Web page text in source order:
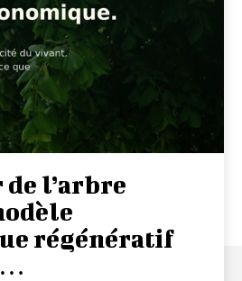
l’arbre
régénératif
…